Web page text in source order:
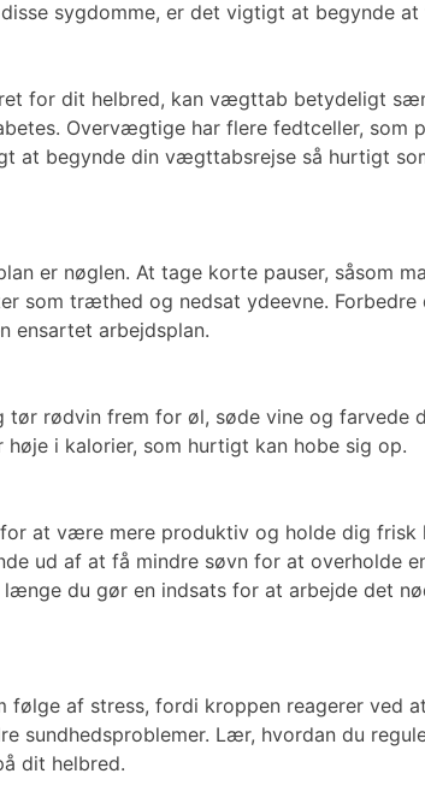
sygdomme, er det vigtigt at begynde
for dit helbred, kan vægttab betydeligt
Overvægtige har flere fedtceller, som
at begynde din vægttabsrejse så hurtigt
er nøglen. At tage korte pauser, såsom
som træthed og nedsat ydeevne.
ensartet arbejdsplan.
rødvin frem for øl, søde vine og farvede
høje i kalorier, som hurtigt kan hobe sig op.
at være mere produktiv og holde dig frisk
ud af at få mindre søvn for at overholde
længe du gør en indsats for at arbejde det
følge af stress, fordi kroppen reagerer ved
sundhedsproblemer. Lær, hvordan du
dit helbred.